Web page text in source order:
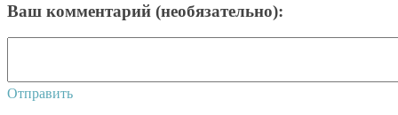
Ваш комментарий (необязательно):
Отправить